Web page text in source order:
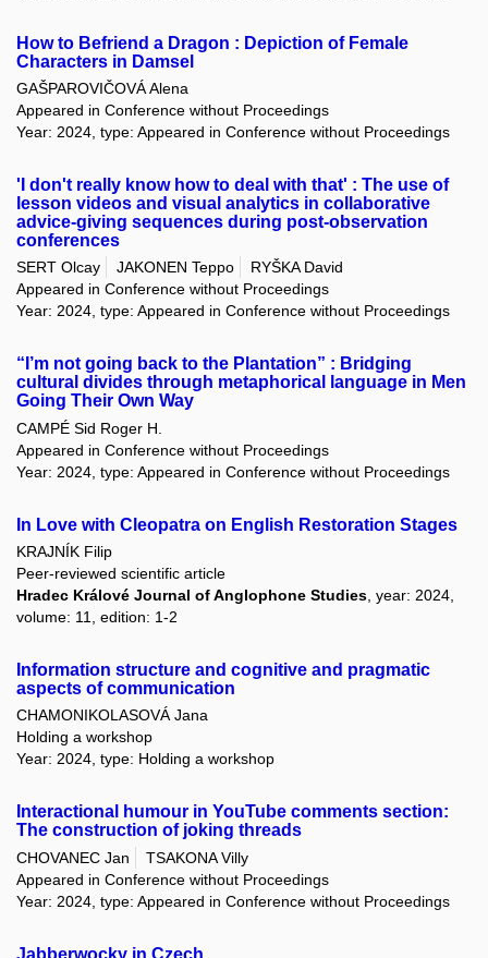
How to Befriend a Dragon : Depiction of Female
Characters in Damsel
GAŠPAROVIČOVÁ Alena
Appeared in Conference without Proceedings
Year: 2024, type: Appeared in Conference without Proceedings
'I don't really know how to deal with that' : The use of
lesson videos and visual analytics in collaborative
advice-giving sequences during post-observation
conferences
SERT Olcay JAKONEN Teppo
RYŠKA David
Appeared in Conference without Proceedings
Year: 2024, type: Appeared in Conference without Proceedings
“I’m not going back to the Plantation” : Bridging
cultural divides through metaphorical language in Men
Going Their Own Way
CAMPÉ Sid Roger H.
Appeared in Conference without Proceedings
Year: 2024, type: Appeared in Conference without Proceedings
In Love with Cleopatra on English Restoration Stages
KRAJNÍK Filip
Peer-reviewed scientific article
Hradec Králové Journal of Anglophone Studies , year: 2024,
volume: 11, edition: 1-2
Information structure and cognitive and pragmatic
aspects of communication
CHAMONIKOLASOVÁ Jana
Holding a workshop
Year: 2024, type: Holding a workshop
Interactional humour in YouTube comments section:
The construction of joking threads
CHOVANEC Jan
TSAKONA Villy
Appeared in Conference without Proceedings
Year: 2024, type: Appeared in Conference without Proceedings
Jabberwocky in Czech